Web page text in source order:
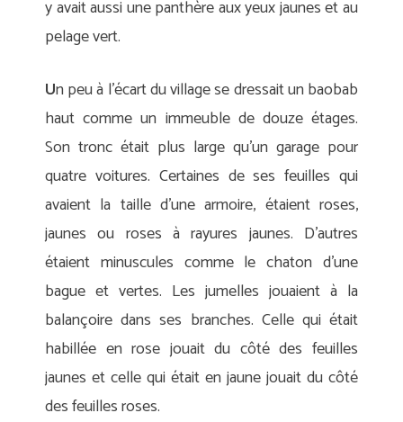
y avait aussi une panthère aux yeux jaunes et au
pelage vert.
Un peu à l’écart du village se dressait un baobab
haut comme un immeuble de douze étages.
Son tronc était plus large qu’un garage pour
quatre voitures. Certaines de ses feuilles qui
avaient la taille d’une armoire, étaient roses,
jaunes ou roses à rayures jaunes. D’autres
étaient minuscules comme le chaton d’une
bague et vertes. Les jumelles jouaient à la
balançoire dans ses branches. Celle qui était
habillée en rose jouait du côté des feuilles
jaunes et celle qui était en jaune jouait du côté
des feuilles roses.